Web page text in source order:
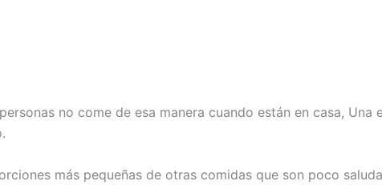
no come de esa manera cuando están en casa,
más pequeñas de otras comidas que son poco